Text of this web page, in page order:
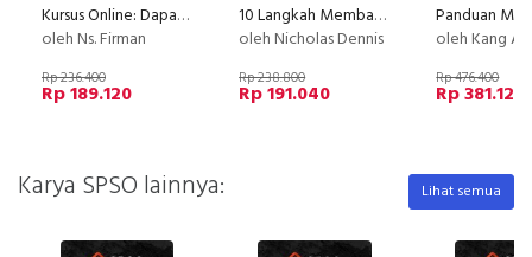
Kursus Online: Dapat Cuan Dollar & Penghasilan dari Facebook [Ecourse Facebook Mastery]
oleh Ns. Firman
Rp 236.400
Rp 189.120
10 Langkah Membangun Perusahaan Ekspor!
oleh Nicholas Dennis
Rp 238.800
Rp 191.040
oleh Kang
Rp 476.400
Rp 381.120
Karya SPSO lainnya: Lihat semua